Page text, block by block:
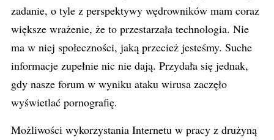
zadanie, o tyle z perspektywy wędrowników mam coraz
większe wrażenie, że to przestarzała technologia. Nie
ma w niej społeczności, jaką przecież jesteśmy. Suche
informacje zupełnie nic nie dają. Przydała się jednak,
gdy nasze forum w wyniku ataku wirusa zaczęło
wyświetlać pornografię.
Możliwości wykorzystania Internetu w pracy z drużyną